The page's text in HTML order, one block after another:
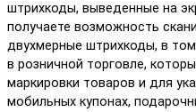
штрихкоды, выведенные на
получаете возможность
двухмерные штрихкоды, в
в розничной торговле,
маркировки товаров и для
мобильных купонах,